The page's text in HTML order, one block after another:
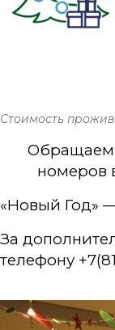
Стоимость
Обращаем
номеров
«Новый Год» —
За
телефону